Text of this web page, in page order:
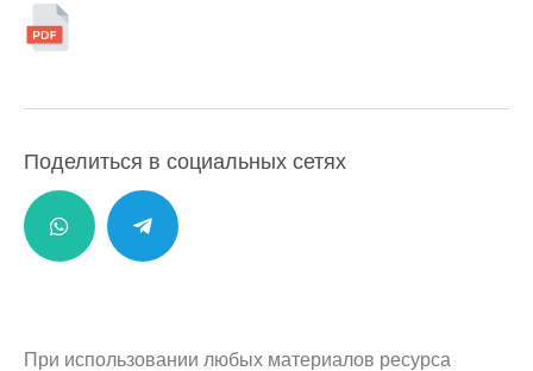
Поделиться в социальных сетях
При использовании любых материалов ресурса